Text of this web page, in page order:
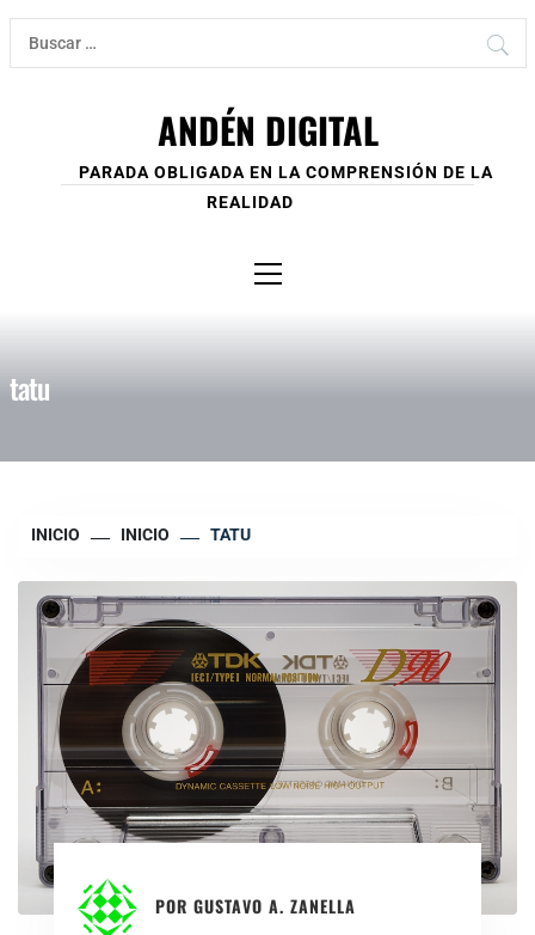
Ir
contenido
Buscar:
ANDÉN DIGITAL
PARADA OBLIGADA EN LA COMPRENSIÓN DE LA
REALIDAD
principal
tatu
INICIO INICIO TATU
POR GUSTAVO A. ZANELLA